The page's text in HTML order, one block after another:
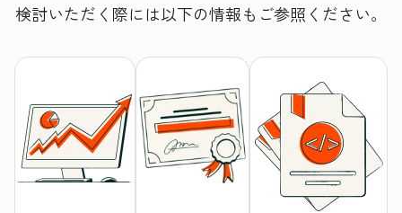
検討いただく際には以下の情報もご参照ください。